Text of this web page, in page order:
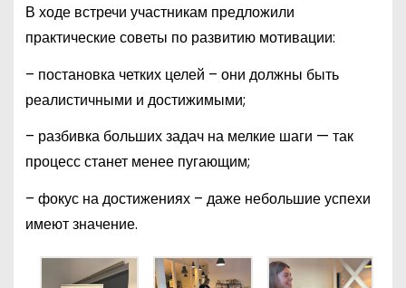
В ходе встречи участникам предложили
практические советы по развитию мотивации:
– постановка четких целей – они должны быть
реалистичными и достижимыми;
– разбивка больших задач на мелкие шаги — так
процесс станет менее пугающим;
– фокус на достижениях – даже небольшие успехи
имеют значение.